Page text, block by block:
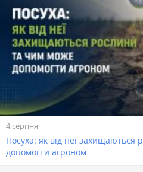
4 серпня
Посуха: як від неї
допомогти агроном